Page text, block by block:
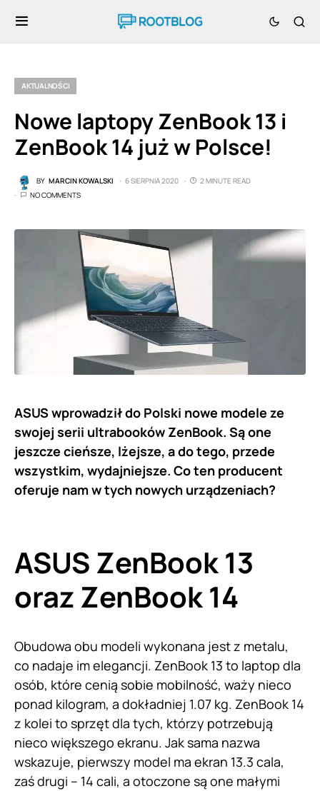
AKTUALNOŚCI
Nowe laptopy ZenBook 13 i
ZenBook 14 już w Polsce!
BY MARCIN KOWALSKI 6 SIERPNIA 2020
2 MINUTE READ
NO COMMENTS
ASUS wprowadził do Polski nowe modele ze
swojej serii ultrabooków ZenBook. Są one
jeszcze cieńsze, lżejsze, a do tego, przede
wszystkim, wydajniejsze. Co ten producent
oferuje nam w tych nowych urządzeniach?
ASUS ZenBook 13
oraz ZenBook 14
Obudowa obu modeli wykonana jest z metalu,
co nadaje im elegancji. ZenBook 13 to laptop dla
osób, które cenią sobie mobilność, waży nieco
ponad kilogram, a dokładniej 1.07 kg. ZenBook 14
z kolei to sprzęt dla tych, którzy potrzebują
nieco większego ekranu. Jak sama nazwa
wskazuje, pierwszy model ma ekran 13.3 cala,
zaś drugi – 14 cali, a otoczone są one małymi